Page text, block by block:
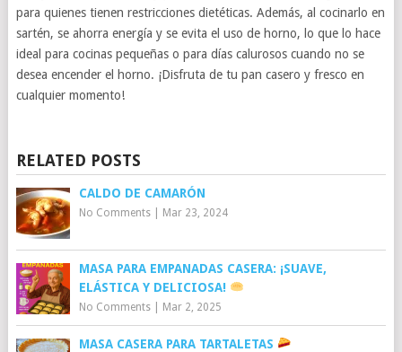
para quienes tienen restricciones dietéticas. Además, al cocinarlo en
sartén, se ahorra energía y se evita el uso de horno, lo que lo hace
ideal para cocinas pequeñas o para días calurosos cuando no se
desea encender el horno. ¡Disfruta de tu pan casero y fresco en
cualquier momento!
RELATED POSTS
CALDO DE CAMARÓN
No Comments| Mar 23, 2024
MASA PARA EMPANADAS CASERA: ¡SUAVE,
ELÁSTICA Y DELICIOSA!
No Comments| Mar 2, 2025
MASA CASERA PARA TARTALETAS